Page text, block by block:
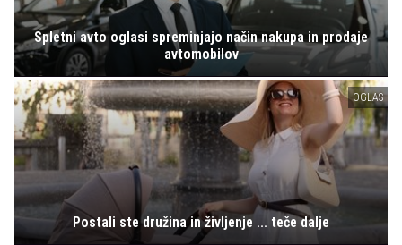
Spletni avto oglasi spreminjajo način nakupa in prodaje
avtomobilov
OGLAS
Postali ste družina in življenje ... teče dalje